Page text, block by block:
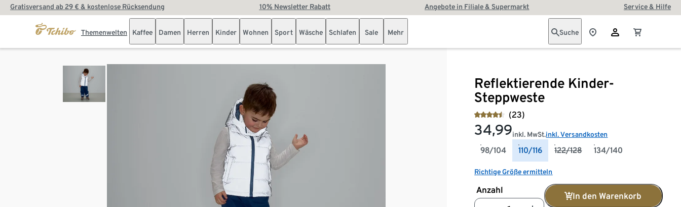
Gratisversand ab 29 € & kostenlose Rücksendung 10% Newsletter Rabatt Angebote in Filiale & Supermarkt Service & Hilfe
Themenwelten Kaffee Damen Herren Kinder Wohnen Sport Wäsche Schlafen Sale Mehr Suche
Reflektierende Kinder-
Steppweste
(23)
34,99inkl. MwSt.inkl. Versandkosten
98/104 110/116 122/128 134/140
Richtige Größe ermitteln
Anzahl
In den Warenkorb